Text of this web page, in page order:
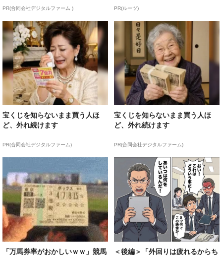
PR(合同会社デジタルファーム ) PR(ルーツ)
宝くじを知らないまま買う人ほ
ど、外れ続けます
PR(合同会社デジタルファーム)
宝くじを知らないまま買う人ほ
ど、外れ続けます
PR(合同会社デジタルファーム)
「万馬券率がおかしいｗｗ」競馬
＜後編＞「外回りは疲れるからち